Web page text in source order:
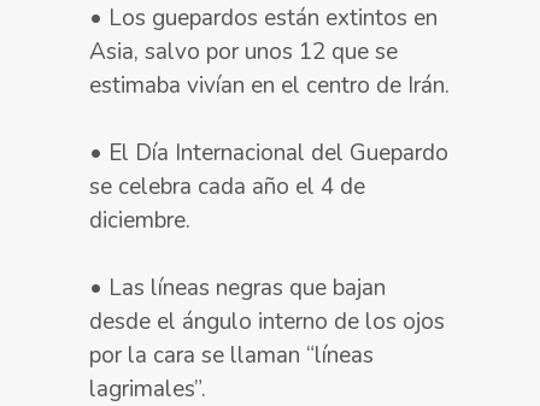
• Los guepardos están extintos en
Asia, salvo por unos 12 que se
estimaba vivían en el centro de Irán.
• El Día Internacional del Guepardo
se celebra cada año el 4 de
diciembre.
• Las líneas negras que bajan
desde el ángulo interno de los ojos
por la cara se llaman “líneas
lagrimales”.